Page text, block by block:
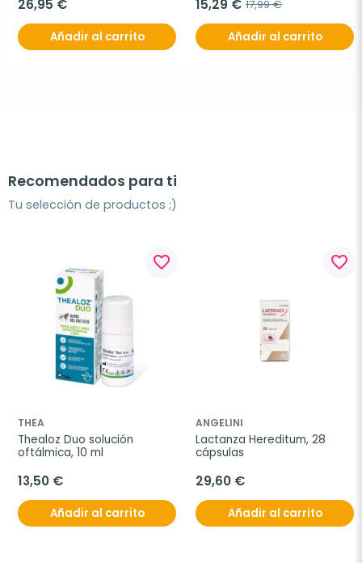
26,95 €
Añadir al carrito
15,29 € 17,99 €
Añadir al carrito
Recomendados para ti
Tu selección de productos ;)
favorite_border
THEA
Thealoz Duo solución
oftálmica, 10 ml
13,50 €
Añadir al carrito
favorite_border
ANGELINI
Lactanza Hereditum, 28
cápsulas
29,60 €
Añadir al carrito